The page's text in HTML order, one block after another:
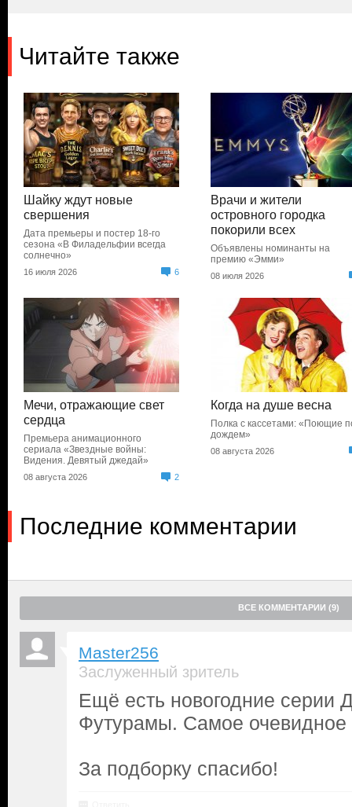
Читайте также
Шайку ждут новые
свершения
Дата премьеры и постер 18-го
сезона «В Филадельфии всегда
солнечно»
16 июля 2026 6
Врачи и жители
островного городка
покорили всех
Объявлены номинанты на
премию «Эмми»
08 июля 2026
Мечи, отражающие свет
сердца
Премьера анимационного
сериала «Звездные войны:
Видения. Девятый джедай»
08 августа 2026 2
Когда на душе весна
Полка с кассетами: «Поющие
дождем»
08 августа 2026
Последние комментарии
ВСЕ КОММЕНТАРИИ (9)
Master256
Заслуженный зритель
Ещё есть новогодние серии
Футурамы. Самое очевидное
За подборку спасибо!